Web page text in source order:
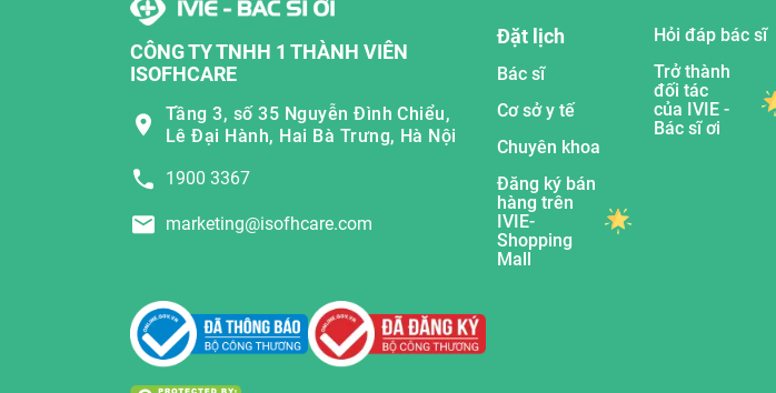
CÔNG TY TNHH 1 THÀNH VIÊN
ISOFHCARE
Tầng 3, số 35 Nguyễn Đình Chiểu,
Lê Đại Hành, Hai Bà Trưng, Hà Nội
1900 3367
marketing@isofhcare.com
Đặt lịch
Bác sĩ
Cơ sở y tế
Chuyên khoa
Đăng ký bán
hàng trên
IVIE-
Shopping
Mall
Hỏi đáp bác sĩ
Trở thành
đối tác
của IVIE -
Bác sĩ ơi